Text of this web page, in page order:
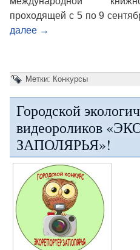
проходящей с 5 по 9
далее →
Метки: Конкурсы
Городской
видеороликов
ЗАПОЛЯРЬЯ»!